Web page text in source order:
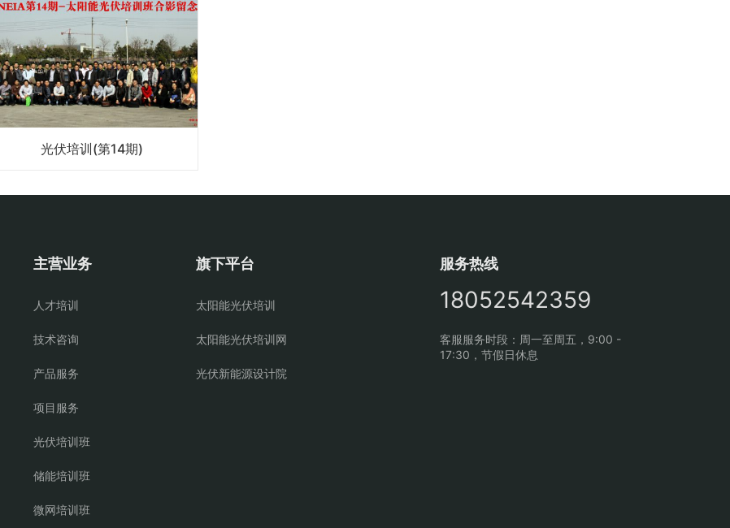
光伏培训(第14期)
主营业务
人才培训
技术咨询
产品服务
项目服务
光伏培训班
储能培训班
微网培训班
旗下平台
太阳能光伏培训
太阳能光伏培训网
光伏新能源设计院
服务热线
18052542359
客服服务时段：周一至周五，9:00 -
17:30，节假日休息